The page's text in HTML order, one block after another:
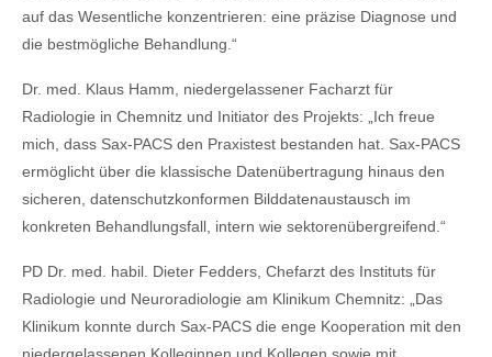
auf das Wesentliche konzentrieren: eine präzise Diagnose und
die bestmögliche Behandlung.“
Dr. med. Klaus Hamm, niedergelassener Facharzt für
Radiologie in Chemnitz und Initiator des Projekts: „Ich freue
mich, dass Sax‑PACS den Praxistest bestanden hat. Sax-PACS
ermöglicht über die klassische Datenübertragung hinaus den
sicheren, datenschutzkonformen Bilddatenaustausch im
konkreten Behandlungsfall, intern wie sektorenübergreifend.“
PD Dr. med. habil. Dieter Fedders, Chefarzt des Instituts für
Radiologie und Neuroradiologie am Klinikum Chemnitz: „Das
Klinikum konnte durch Sax‑PACS die enge Kooperation mit den